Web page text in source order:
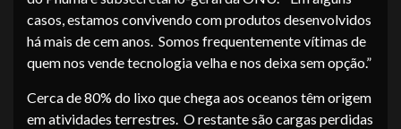
casos, estamos convivendo com produtos desenvolvidos
há mais de cem anos. Somos frequentemente vítimas de
quem nos vende tecnologia velha e nos deixa sem opção.”
Cerca de 80% do lixo que chega aos oceanos têm origem
em atividades terrestres. O restante são cargas perdidas